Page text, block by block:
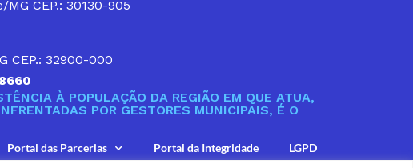
CEP.: 30130-905
CEP.: 32900-000
À POPULAÇÃO DA REGIÃO EM QUE ATUA,
POR GESTORES MUNICIPAIS, É O
Portal das Parcerias Portal da Integridade LGPD